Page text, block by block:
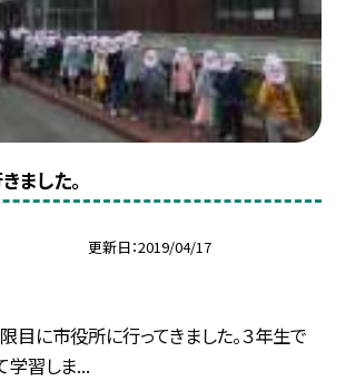
ました。
更新日 2019/04/17
限目に市役所に行ってきました。３年生で
学習しま...